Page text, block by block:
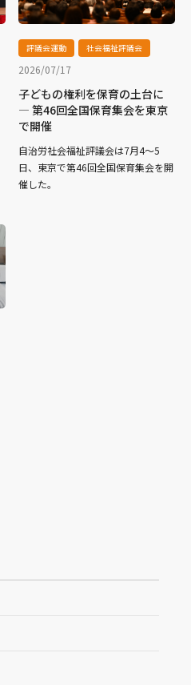
評議会運動 社会福祉評議会
2026/07/17
子どもの権利を保育の土台に
― 第46回全国保育集会を東京
で開催
自治労社会福祉評議会は7月4～5
日、東京で第46回全国保育集会を開
催した。